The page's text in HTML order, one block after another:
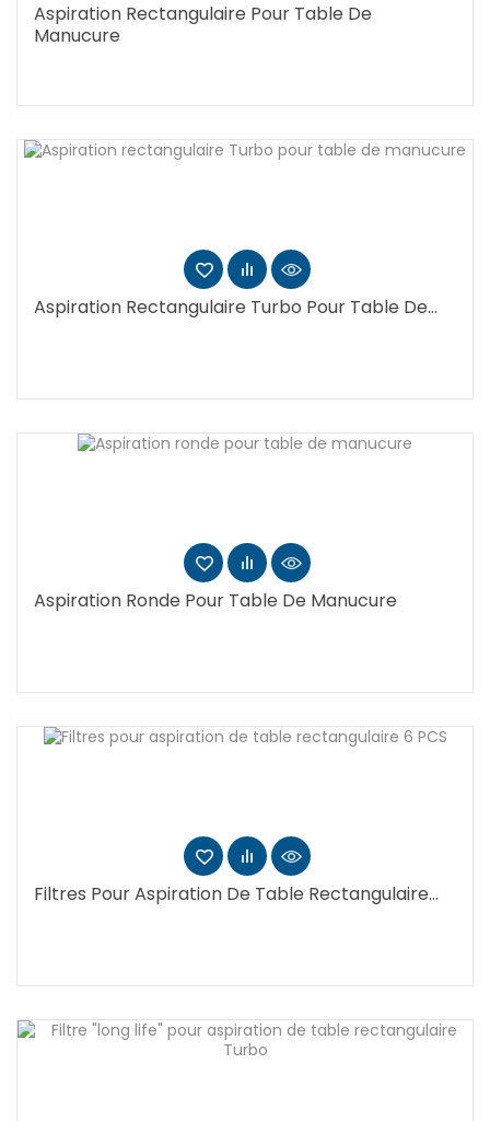
Aspiration Rectangulaire Pour Table De
Manucure
Aspiration Rectangulaire Turbo Pour Table De...
Aspiration Ronde Pour Table De Manucure
Filtres Pour Aspiration De Table Rectangulaire...